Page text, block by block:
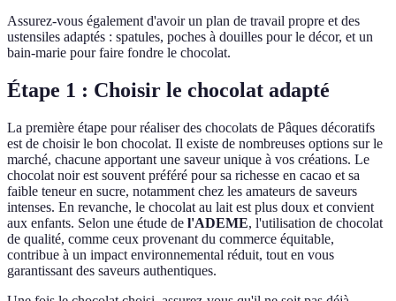
Assurez-vous également d'avoir un plan de travail propre et des
ustensiles adaptés : spatules, poches à douilles pour le décor, et un
bain-marie pour faire fondre le chocolat.
Étape 1 : Choisir le chocolat adapté
La première étape pour réaliser des chocolats de Pâques décoratifs
est de choisir le bon chocolat. Il existe de nombreuses options sur le
marché, chacune apportant une saveur unique à vos créations. Le
chocolat noir est souvent préféré pour sa richesse en cacao et sa
faible teneur en sucre, notamment chez les amateurs de saveurs
intenses. En revanche, le chocolat au lait est plus doux et convient
aux enfants. Selon une étude de l'ADEME, l'utilisation de chocolat
de qualité, comme ceux provenant du commerce équitable,
contribue à un impact environnemental réduit, tout en vous
garantissant des saveurs authentiques.